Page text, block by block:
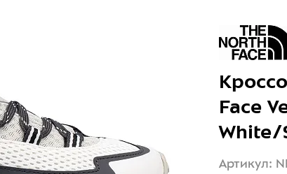
Face
White/
Артикул: